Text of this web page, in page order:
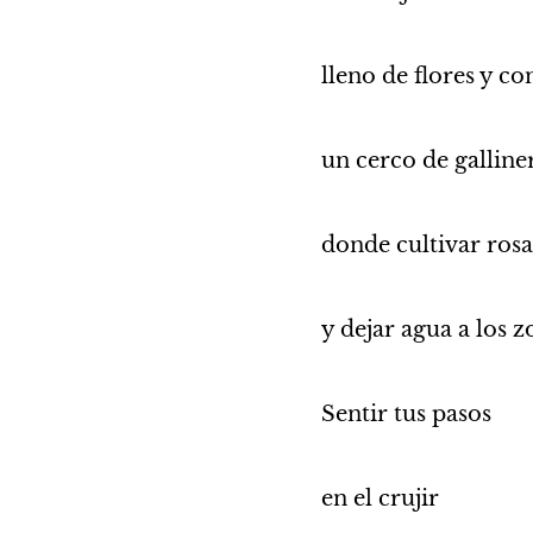
lleno de flores y
un cerco de
donde cultivar
y dejar agua a los
Sentir tus pasos
en el crujir